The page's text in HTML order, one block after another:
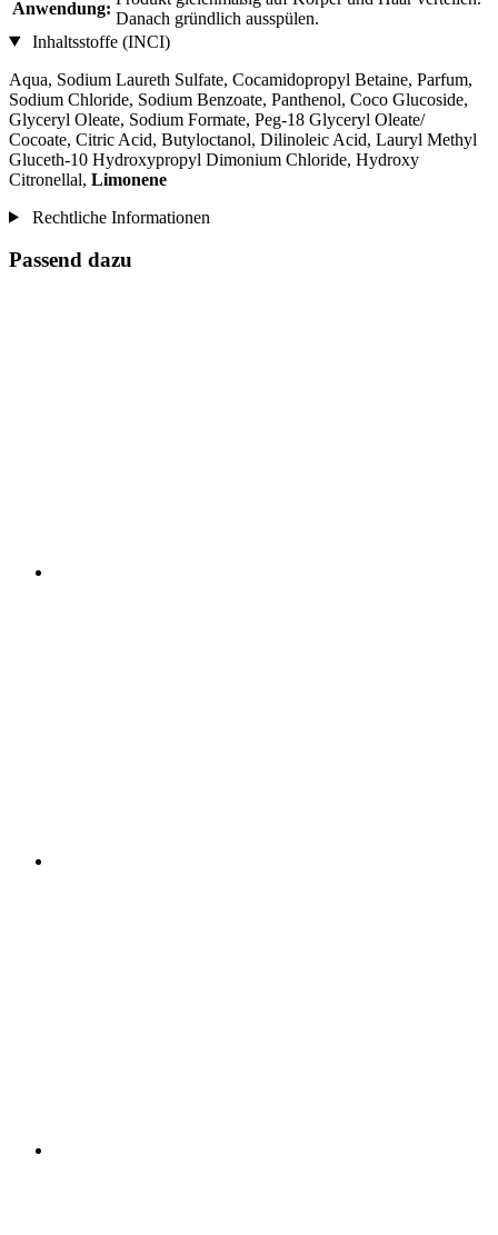
Anwendung:
Danach gründlich ausspülen.
Inhaltsstoffe (INCI)
Aqua, Sodium Laureth Sulfate, Cocamidopropyl Betaine, Parfum,
Sodium Chloride, Sodium Benzoate, Panthenol, Coco Glucoside,
Glyceryl Oleate, Sodium Formate, Peg-18 Glyceryl Oleate/
Cocoate, Citric Acid, Butyloctanol, Dilinoleic Acid, Lauryl Methyl
Gluceth-10 Hydroxypropyl Dimonium Chloride, Hydroxy
Citronellal, Limonene
Rechtliche Informationen
Passend dazu